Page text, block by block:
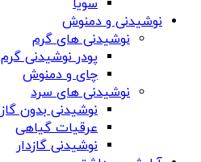
سویا
نوشیدنی و دمنوش
نوشیدنی های گرم
پودر نوشیدنی گرم
چای و دمنوش
نوشیدنی های سرد
نوشیدنی بدون گاز
عرقیات گیاهی
نوشیدنی گازدار